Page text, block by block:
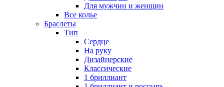
Для мужчин и женщин
Все колье
Браслеты
Тип
Сердце
На руку
Дизайнерские
Классические
1 бриллиант